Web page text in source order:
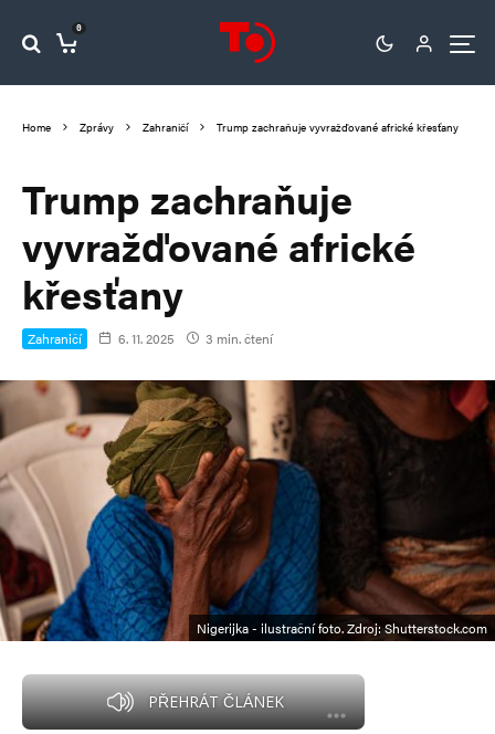
0
Home Zprávy Zahraničí Trump zachraňuje vyvražďované africké křesťany
Trump zachraňuje
vyvražďované africké
křesťany
Zahraničí 6. 11. 2025 3 min. čtení
Nigerijka - ilustrační foto. Zdroj: Shutterstock.com
PŘEHRÁT ČLÁNEK